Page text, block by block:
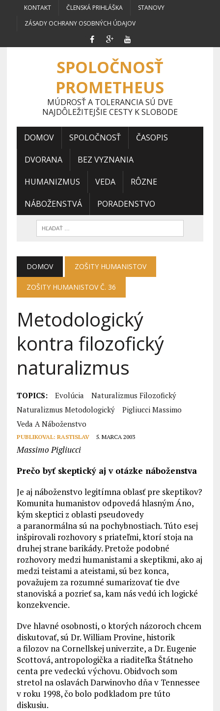
KONTAKT ČLENSKÁ PRIHLÁŠKA
STANOVY
ZÁSADY OCHRANY OSOBNÝCH ÚDAJOV
SPOLOČNOSŤ
PROMETHEUS
MÚDROSŤ A TOLERANCIA SÚ DVE
NAJDÔLEŽITEJŠIE CESTY K SLOBODE
DOMOV SPOLOČNOSŤ ČASOPIS
DVORANA BEZ VYZNANIA
HUMANIZMUS VEDA RÔZNE
NÁBOŽENSTVÁ PORADENSTVO
DOMOV ZOŠITY HUMANISTOV
ZOŠITY HUMANISTOV Č. 36
Metodologický
kontra filozofický
naturalizmus
TOPICS: Evolúcia
Naturalizmus Filozofický
Naturalizmus Metodologický
Pigliucci Massimo
Veda A Náboženstvo
PUBLIKOVAL: RASTISLAV 5. MARCA 2003
Massimo Pigliucci
Prečo byť skeptický aj v otázke náboženstva
Je aj náboženstvo legitímna oblasť pre skeptikov?
Komunita humanistov odpovedá hlasným Áno,
kým skeptici z oblasti pseudovedy
a paranormálna sú na pochybnostiach. Túto esej
inšpirovali rozhovory s priateľmi, ktorí stoja na
druhej strane barikády. Pretože podobné
rozhovory medzi humanistami a skeptikmi, ako aj
medzi teistami a ateistami, sú bez konca,
považujem za rozumné sumarizovať tie dve
stanoviská a pozrieť sa, kam nás vedú ich logické
konzekvencie.
Dve hlavné osobnosti, o ktorých názoroch chcem
diskutovať, sú Dr. William Provine, historik
a filozov na Cornellskej univerzite, a Dr. Eugenie
Scottová, antropologička a riaditeľka Štátneho
centa pre vedeckú výchovu. Obidvoch som
stretol na oslavách Darwinovho dňa v Tennessee
v roku 1998, čo bolo podkladom pre túto
diskusiu.